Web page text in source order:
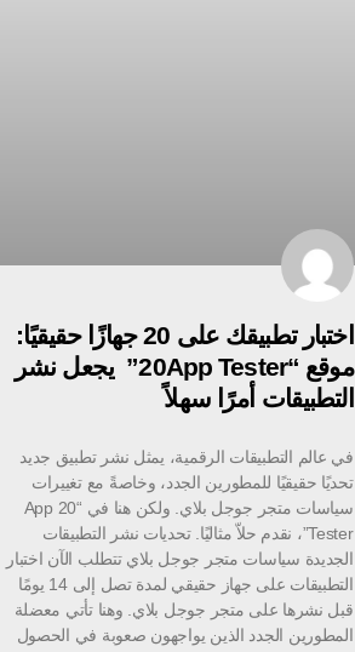
اختبار تطبيقك على 20 جهازًا حقيقيًا:
موقع “20App Tester” يجعل نشر
التطبيقات أمرًا سهلاً
في عالم التطبيقات الرقمية، يمثل نشر تطبيق جديد
تحديًا حقيقيًا للمطورين الجدد، وخاصةً مع تغييرات
سياسات متجر جوجل بلاي. ولكن هنا في “20 App
Tester”، نقدم حلاّ مثاليًا. تحديات نشر التطبيقات
الجديدة سياسات متجر جوجل بلاي تتطلب الآن اختبار
التطبيقات على جهاز حقيقي لمدة تصل إلى 14 يومًا
قبل نشرها على متجر جوجل بلاي. وهنا تأتي معضلة
المطورين الجدد الذين يواجهون صعوبة في الحصول